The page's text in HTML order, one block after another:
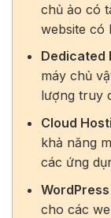
chủ ảo có
website có
Dedicated
máy chủ
lượng truy
Cloud
khả năng
các ứng
cho các